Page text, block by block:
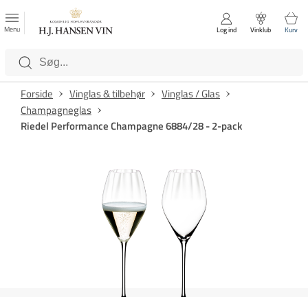
Luk
Kategorier
Menu Log ind Vinklub Kurv
Forside Vinglas & tilbehør
Vinglas / Glas
Champagneglas
Riedel Performance Champagne 6884/28 - 2-pack